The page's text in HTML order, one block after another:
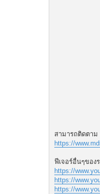
สามารถติดตาม
https://
ฟีเจอร์อื่นๆของ
https://
https://
https://